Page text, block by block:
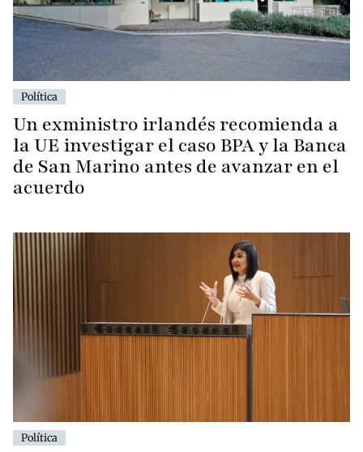
Política
Un exministro irlandés recomienda a
la UE investigar el caso BPA y la Banca
de San Marino antes de avanzar en el
acuerdo
Política